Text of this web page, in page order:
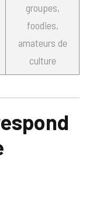
groupes,
foodies,
amateurs de
culture